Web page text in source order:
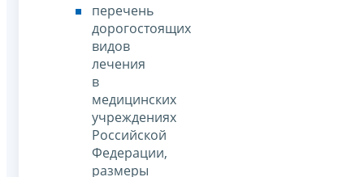
перечень
дорогостоящих
видов
лечения
в
медицинских
учреждениях
Российской
Федерации,
размеры